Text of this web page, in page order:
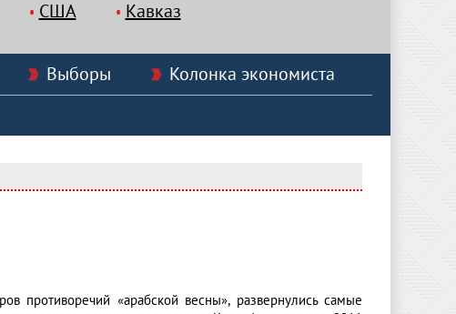
США Кавказ
Выборы
Колонка экономиста
противоречий «арабской весны», развернулись самые